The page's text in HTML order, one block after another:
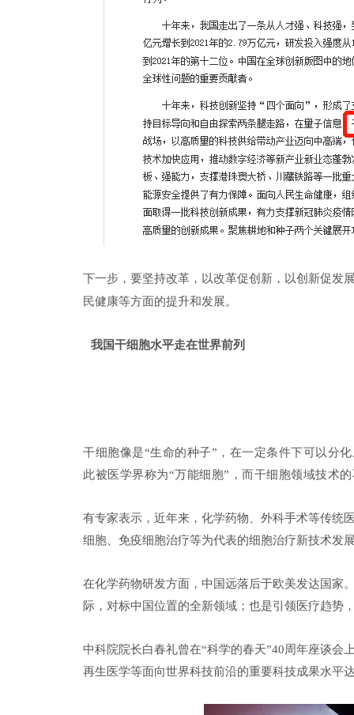
下一步，要坚持改革，以改革促创新，以创新促发
民健康等方面的提升和发展。
我国干细胞水平走在世界前列
干细胞像是“生命的种子”，在一定条件下可以分
此被医学界称为“万能细胞”，而干细胞领域技术
有专家表示，近年来，化学药物、外科手术等传统
细胞、免疫细胞治疗等为代表的细胞治疗新技术发
在化学药物研发方面，中国远落后于欧美发达国家
际，对标中国位置的全新领域；也是引领医疗趋势
中科院院长白春礼曾在“科学的春天”40周年座谈会
再生医学等面向世界科技前沿的重要科技成果水平